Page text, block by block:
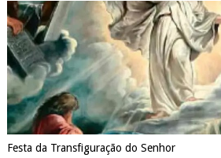
Festa da Transfiguração do Senhor